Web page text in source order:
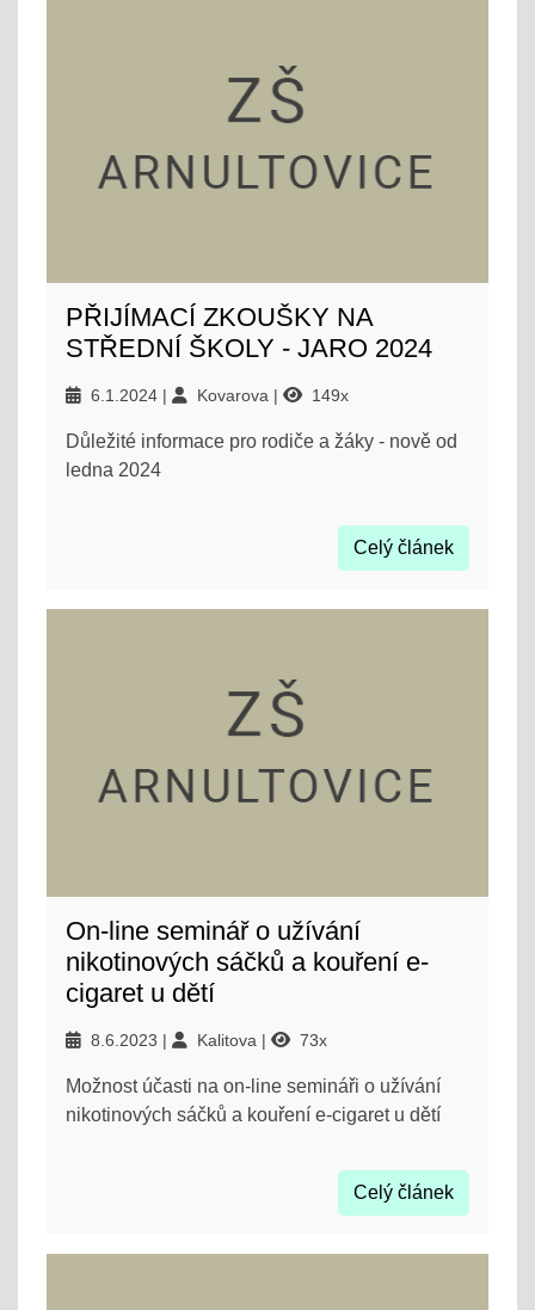
PŘIJÍMACÍ ZKOUŠKY NA
STŘEDNÍ ŠKOLY - JARO 2024
6.1.2024 Kovarova 149x
Důležité informace pro rodiče a žáky - nově od
ledna 2024
Celý článek
On-line seminář o užívání
nikotinových sáčků a kouření e-
cigaret u dětí
8.6.2023 Kalitova 73x
Možnost účasti na on-line semináři o užívání
nikotinových sáčků a kouření e-cigaret u dětí
Celý článek